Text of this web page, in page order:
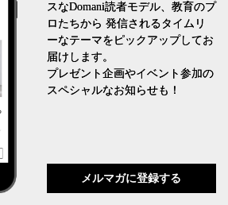
スなDomani読者モデル、教育のプ
ロたちから 発信されるタイムリ
ーなテーマをピックアップしてお
届けします。
プレゼント企画やイベント参加の
スペシャルなお知らせも！
メルマガに登録する